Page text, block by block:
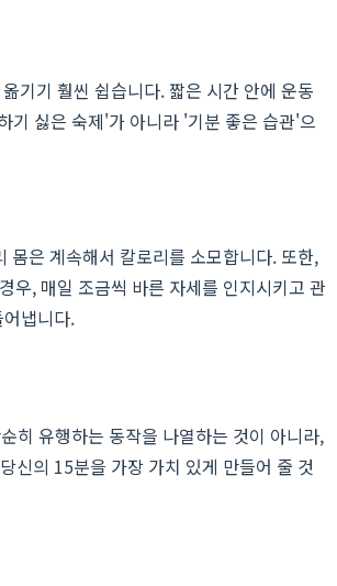
기기 훨씬 쉽습니다. 짧은 시간 안에 운동
기 싫은 숙제'가 아니라 '기분 좋은 습관'으
몸은 계속해서 칼로리를 소모합니다. 또한,
우, 매일 조금씩 바른 자세를 인지시키고 관
냅니다.
히 유행하는 동작을 나열하는 것이 아니라,
신의 15분을 가장 가치 있게 만들어 줄 것